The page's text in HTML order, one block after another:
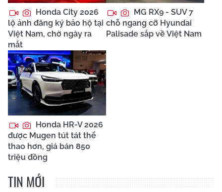
Honda City 2026
lộ ảnh đăng ký bảo hộ tại
Việt Nam, chờ ngày ra
mắt
MG RX9 - SUV 7
chỗ ngang cỡ Hyundai
Palisade sắp về Việt Nam
Honda HR-V 2026
được Mugen tút tát thể
thao hơn, giá bán 850
triệu đồng
TIN MỚI